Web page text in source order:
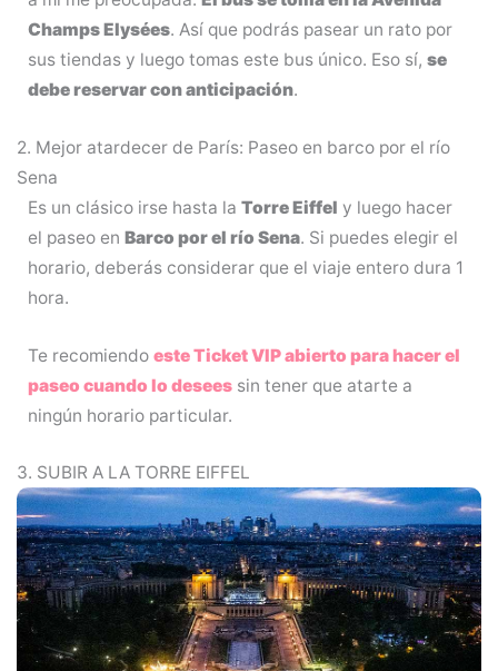
Champs Elysées. Así que podrás pasear un rato por
sus tiendas y luego tomas este bus único. Eso sí, se
debe reservar con anticipación.
2. Mejor atardecer de París: Paseo en barco por el río
Sena
Es un clásico irse hasta la Torre Eiffel y luego hacer
el paseo en Barco por el río Sena. Si puedes elegir el
horario, deberás considerar que el viaje entero dura 1
hora.
Te recomiendo este Ticket VIP abierto para hacer el
paseo cuando lo desees sin tener que atarte a
ningún horario particular.
3. SUBIR A LA TORRE EIFFEL